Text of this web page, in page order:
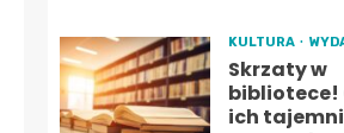
KULTURA
Skrzaty w
bibliotece!
ich